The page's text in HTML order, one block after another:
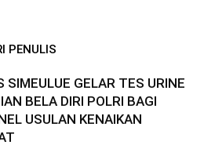
PENULIS
SIMEULUE GELAR TES URINE
BELA DIRI POLRI BAGI
USULAN KENAIKAN